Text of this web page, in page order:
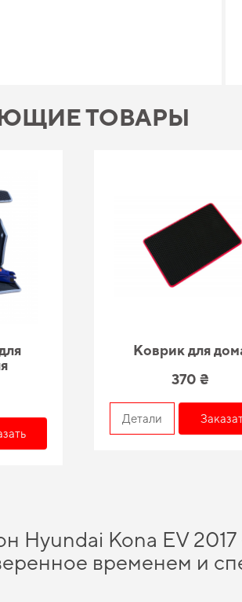
ТОВАРЫ
Коврик для
370 ₴
Детали
Hyundai Kona EV
временем и
поддержку в выборе лучшего для вашего